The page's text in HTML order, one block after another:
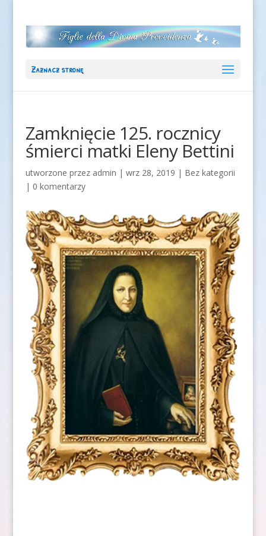
Zaznacz stronę
Zamknięcie 125. rocznicy
śmierci matki Eleny Bettini
utworzone przez admin | wrz 28, 2019 | Bez kategorii
| 0 komentarzy